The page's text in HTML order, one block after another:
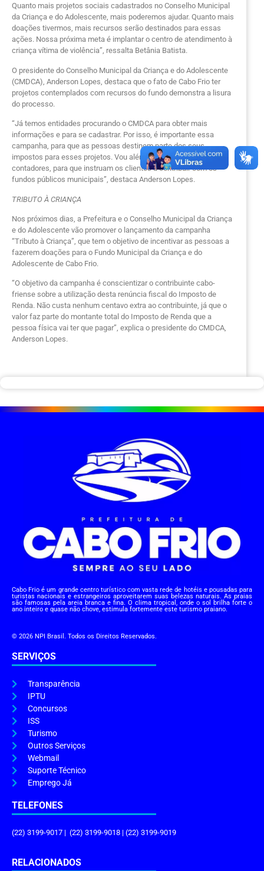
Quanto mais projetos sociais cadastrados no Conselho Municipal
da Criança e do Adolescente, mais poderemos ajudar. Quanto mais
doações tivermos, mais recursos serão destinados para essas
ações. Nossa próxima meta é implantar o centro de atendimento à
criança vítima de violência”, ressalta Betânia Batista.
O presidente do Conselho Municipal da Criança e do Adolescente
(CMDCA), Anderson Lopes, destaca que o fato de Cabo Frio ter
projetos contemplados com recursos do fundo demonstra a lisura
do processo.
“Já temos entidades procurando o CMDCA para obter mais
informações e para se cadastrar. Por isso, é importante essa
campanha, para que as pessoas destinem parte dos seus
impostos para esses projetos. Vou além e faço um apelo aos
contadores, para que instruam os clientes a contribuir com os
fundos públicos municipais”, destaca Anderson Lopes.
TRIBUTO À CRIANÇA
Nos próximos dias, a Prefeitura e o Conselho Municipal da Criança
e do Adolescente vão promover o lançamento da campanha
“Tributo à Criança”, que tem o objetivo de incentivar as pessoas a
fazerem doações para o Fundo Municipal da Criança e do
Adolescente de Cabo Frio.
“O objetivo da campanha é conscientizar o contribuinte cabo-
friense sobre a utilização desta renúncia fiscal do Imposto de
Renda. Não custa nenhum centavo extra ao contribuinte, já que o
valor faz parte do montante total do Imposto de Renda que a
pessoa física vai ter que pagar”, explica o presidente do CMDCA,
Anderson Lopes.
Cabo Frio é um grande centro turístico com vasta rede de hotéis e pousadas para
turistas nacionais e estrangeiros aproveitarem suas belezas naturais. As praias
são famosas pela areia branca e fina. O clima tropical, onde o sol brilha forte o
ano inteiro e quase não chove, estimula fortemente este turismo praiano.
© 2026 NPI Brasil. Todos os Direitos Reservados.
SERVIÇOS
Transparência
IPTU
Concursos
ISS
Turismo
Outros Serviços
Webmail
Suporte Técnico
Emprego Já
TELEFONES
(22) 3199-9017 | (22) 3199-9018 | (22) 3199-9019
RELACIONADOS